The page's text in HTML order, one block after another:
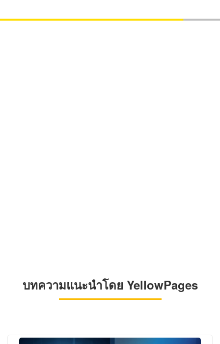
บทความแนะนำโดย YellowPages